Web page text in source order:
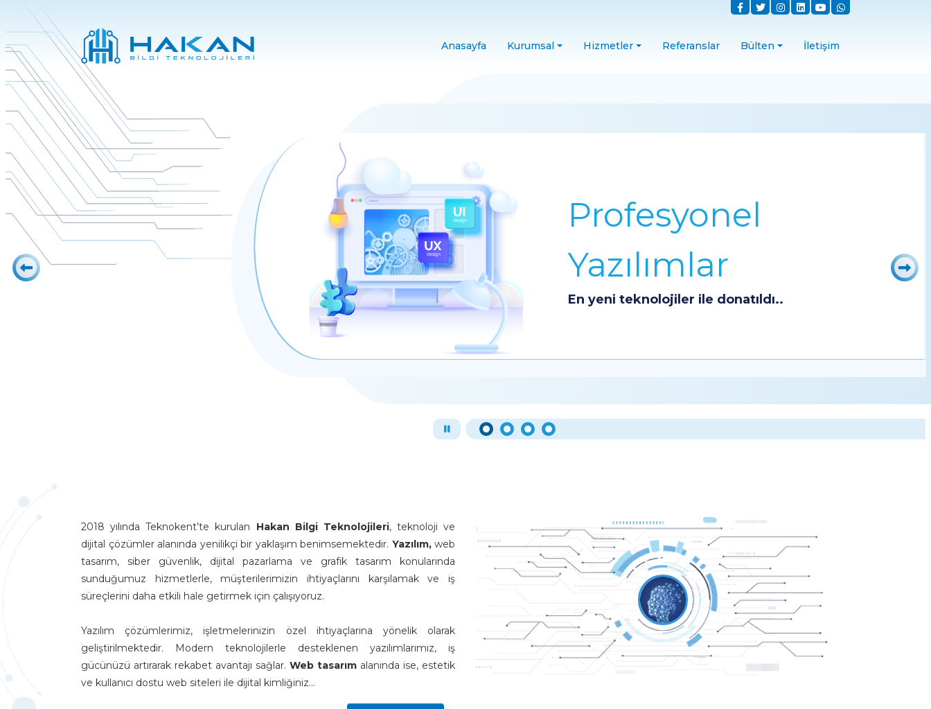
Anasayfa Kurumsal Hizmetler Referanslar Bülten İletişim
2018 yılında Teknokent’te kurulan Hakan Bilgi Teknolojileri, teknoloji ve
dijital çözümler alanında yenilikçi bir yaklaşım benimsemektedir. Yazılım,web
tasarım, siber güvenlik, dijital pazarlama ve grafik tasarım konularında
sunduğumuz hizmetlerle, müşterilerimizin ihtiyaçlarını karşılamak ve iş
süreçlerini daha etkili hale getirmek için çalışıyoruz.
Yazılım çözümlerimiz, işletmelerinizin özel ihtiyaçlarına yönelik olarak
geliştirilmektedir. Modern teknolojilerle desteklenen yazılımlarımız, iş
gücünüzü artırarak rekabet avantajı sağlar. Web tasarım alanında ise, estetik
ve kullanıcı dostu web siteleri ile dijital kimliğiniz...